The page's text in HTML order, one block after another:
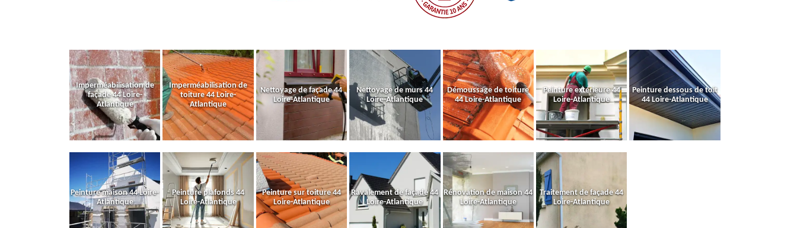
Imperméabilisation de
façade 44 Loire-
Atlantique
Imperméabilisation de
toiture 44 Loire-
Atlantique
Nettoyage de façade 44
Loire-Atlantique
Nettoyage de murs 44
Loire-Atlantique
Démoussage de toiture
44 Loire-Atlantique
Peinture extérieure 44
Loire-Atlantique
Peinture dessous de toit
44 Loire-Atlantique
Peinture maison 44 Loire-
Atlantique
Peinture plafonds 44
Loire-Atlantique
Peinture sur toiture 44
Loire-Atlantique
Ravalement de façade 44
Loire-Atlantique
Rénovation de maison 44
Loire-Atlantique
Traitement de façade 44
Loire-Atlantique